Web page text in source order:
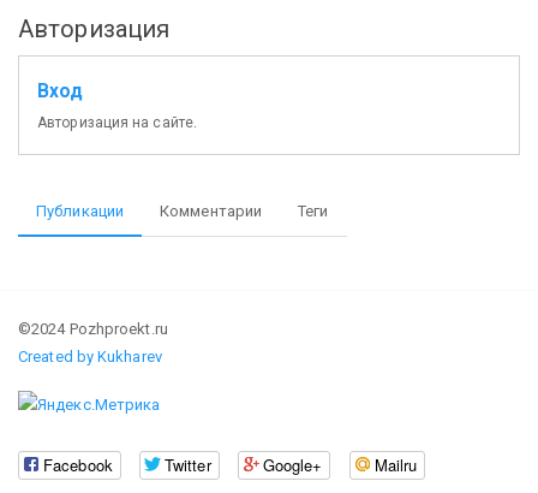
Авторизация
Вход
Авторизация на сайте.
Публикации Комментарии Теги
©2024 Pozhproekt.ru
Created by Kukharev
Facebook Twitter Google+ Mailru